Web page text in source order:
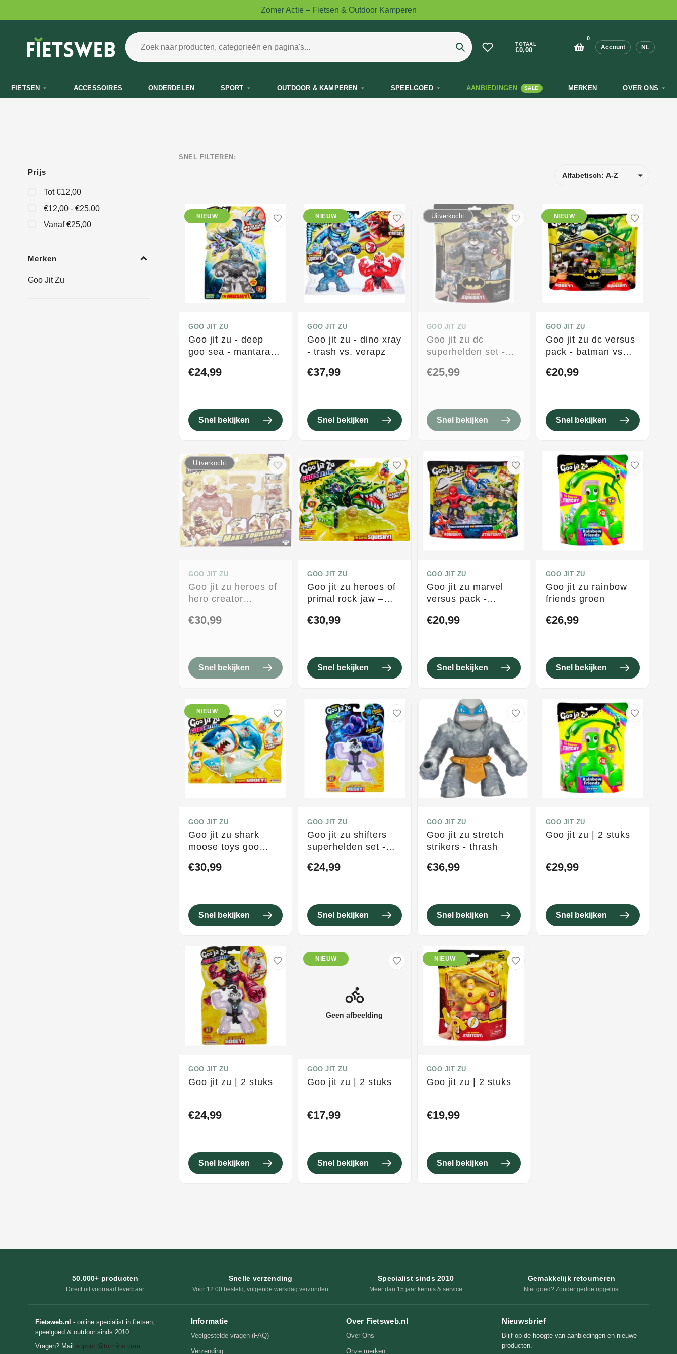
hoofdinhoud
Zomer Actie – Fietsen & Outdoor Kamperen
Zoek
naar
producten,
pagina's...
Zoeken
TOTAAL
€0,00
0
Account NL
FIETSEN ACCESSOIRES ONDERDELEN SPORT OUTDOOR & KAMPEREN SPEELGOED AANBIEDINGEN SALE MERKEN OVER ONS
Home /
Goo Jit Zu 15 producten gevonden
Prijs
Tot €12,00
€12,00 - €25,00
Vanaf €25,00
Merken
Goo Jit Zu
SNEL FILTEREN:
NIEUW
GOO JIT ZU
Goo jit zu - deep
goo sea - mantara -
€24,99
Snel bekijken
NIEUW
GOO JIT ZU
Goo jit zu - dino xray
- trash vs. verapz
€37,99
Snel bekijken
Uitverkocht
GOO JIT ZU
Goo jit zu dc
superhelden set -
€25,99
Snel bekijken
NIEUW
GOO JIT ZU
Goo jit zu dc versus
pack - batman vs
€20,99
Snel bekijken
Uitverkocht
GOO JIT ZU
Goo jit zu heroes of
hero creator
met creator chamber
€30,99
Snel bekijken
GOO JIT ZU
Goo jit zu heroes of
primal rock jaw –
met color change
€30,99
Snel bekijken
GOO JIT ZU
Goo jit zu marvel
versus pack -
doctor octopus - 2-
€20,99
Snel bekijken
GOO JIT ZU
Goo jit zu rainbow
friends groen
€26,99
Snel bekijken
NIEUW
GOO JIT ZU
Goo jit zu shark
moose toys goo
€30,99
Snel bekijken
GOO JIT ZU
Goo jit zu shifters
superhelden set -
dark - stretchfiguur
€24,99
Snel bekijken
GOO JIT ZU
Goo jit zu stretch
strikers - thrash
€36,99
Snel bekijken
GOO JIT ZU
Goo jit zu | 2 stuks
€29,99
Snel bekijken
GOO JIT ZU
Goo jit zu | 2 stuks
€24,99
Snel bekijken
NIEUW
Geen afbeelding
GOO JIT ZU
Goo jit zu | 2 stuks
€17,99
Snel bekijken
NIEUW
GOO JIT ZU
Goo jit zu | 2 stuks
€19,99
Snel bekijken
50.000+ producten
Direct uit voorraad leverbaar
Snelle verzending
Voor 12:00 besteld, volgende werkdag verzonden
Specialist sinds 2010
Meer dan 15 jaar kennis & service
Gemakkelijk retourneren
Niet goed? Zonder gedoe opgelost
Fietsweb.nl - online specialist in fietsen,
speelgoed & outdoor sinds 2010.
Vragen? Mail support@tormino.com
Informatie
Veelgestelde vragen (FAQ)
Verzending
Over Fietsweb.nl
Over Ons
Onze merken
Nieuwsbrief
Blijf op de hoogte van aanbiedingen en nieuwe
producten.